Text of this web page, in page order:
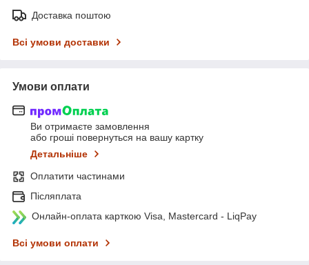
Доставка поштою
Всі умови доставки
Умови оплати
Ви отримаєте замовлення
або гроші повернуться на вашу картку
Детальніше
Оплатити частинами
Післяплата
Онлайн-оплата карткою Visa, Mastercard - LiqPay
Всі умови оплати